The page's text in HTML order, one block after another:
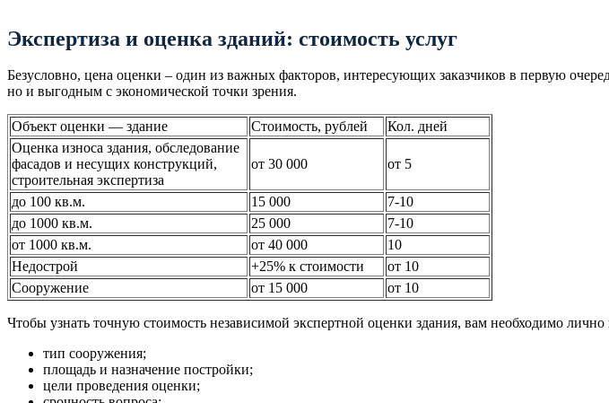
Экспертиза и оценка зданий: стоимость услуг
Безусловно, цена оценки – один из важных факторов, интересующих заказчиков в первую
но и выгодным с экономической точки зрения.
Объект оценки — здание Стоимость, рублей
Кол. дней
Оценка износа здания, обследование
фасадов и несущих конструкций,
строительная экспертиза
от 30 000 от 5
до 100 кв.м. 15 000
7-10
до 1000 кв.м.
25 000
7-10
от 1000 кв.м.
от 40 000
10
Недострой
+25% к стоимости
от 10
Сооружение
от 15 000 от 10
Чтобы узнать точную стоимость независимой экспертной оценки здания, вам необходимо
тип сооружения;
площадь и назначение постройки;
цели проведения оценки;